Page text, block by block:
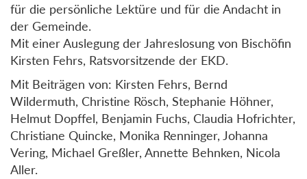
für die persönliche Lektüre und für die Andacht in
der Gemeinde.
Mit einer Auslegung der Jahreslosung von Bischöfin
Kirsten Fehrs, Ratsvorsitzende der EKD.
Mit Beiträgen von: Kirsten Fehrs, Bernd
Wildermuth, Christine Rösch, Stephanie Höhner,
Helmut Dopffel, Benjamin Fuchs, Claudia Hofrichter,
Christiane Quincke, Monika Renninger, Johanna
Vering, Michael Greßler, Annette Behnken, Nicola
Aller.